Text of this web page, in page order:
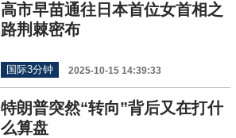
高市早苗通往日本首位女首相之
路荆棘密布
国际3分钟 2025-10-15 14:39:33
特朗普突然“转向”背后又在打什
么算盘